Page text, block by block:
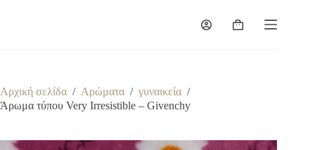
Καλάθι
Αρχική σελίδα / Αρώματα / γυναικεία /
Άρωμα τύπου Very Irresistible – Givenchy